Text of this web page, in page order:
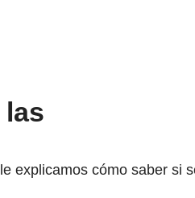
explicamos cómo saber si